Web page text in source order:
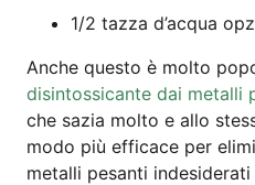
1/2 taz­za d’ac­qua
Anche ques­to è mol­to
disin­tos­si­can­te dai metal­li
che sazia mol­to e allo
modo più effi­cace per
metal­li pesan­ti